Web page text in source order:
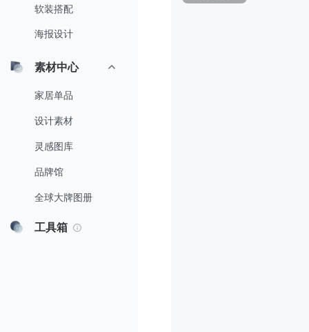
软装搭配
海报设计
素材中心
家居单品
设计素材
灵感图库
品牌馆
全球大牌图册
工具箱